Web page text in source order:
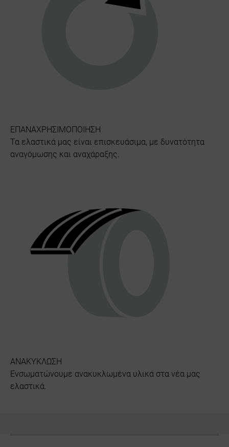
ΕΠΑΝΑΧΡΗΣΙΜΟΠΟΙΗΣΗ
Τα ελαστικά μας είναι επισκευάσιμα, με δυνατότητα
αναγόμωσης και αναχάραξης.
ΑΝΑΚΥΚΛΩΣΗ
Ενσωματώνουμε ανακυκλωμένα υλικά στα νέα μας
ελαστικά.